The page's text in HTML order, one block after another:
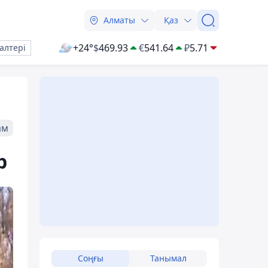
Алматы Қаз
+24°$469.93 €541.64 ₽5.71
Соңғы Танымал